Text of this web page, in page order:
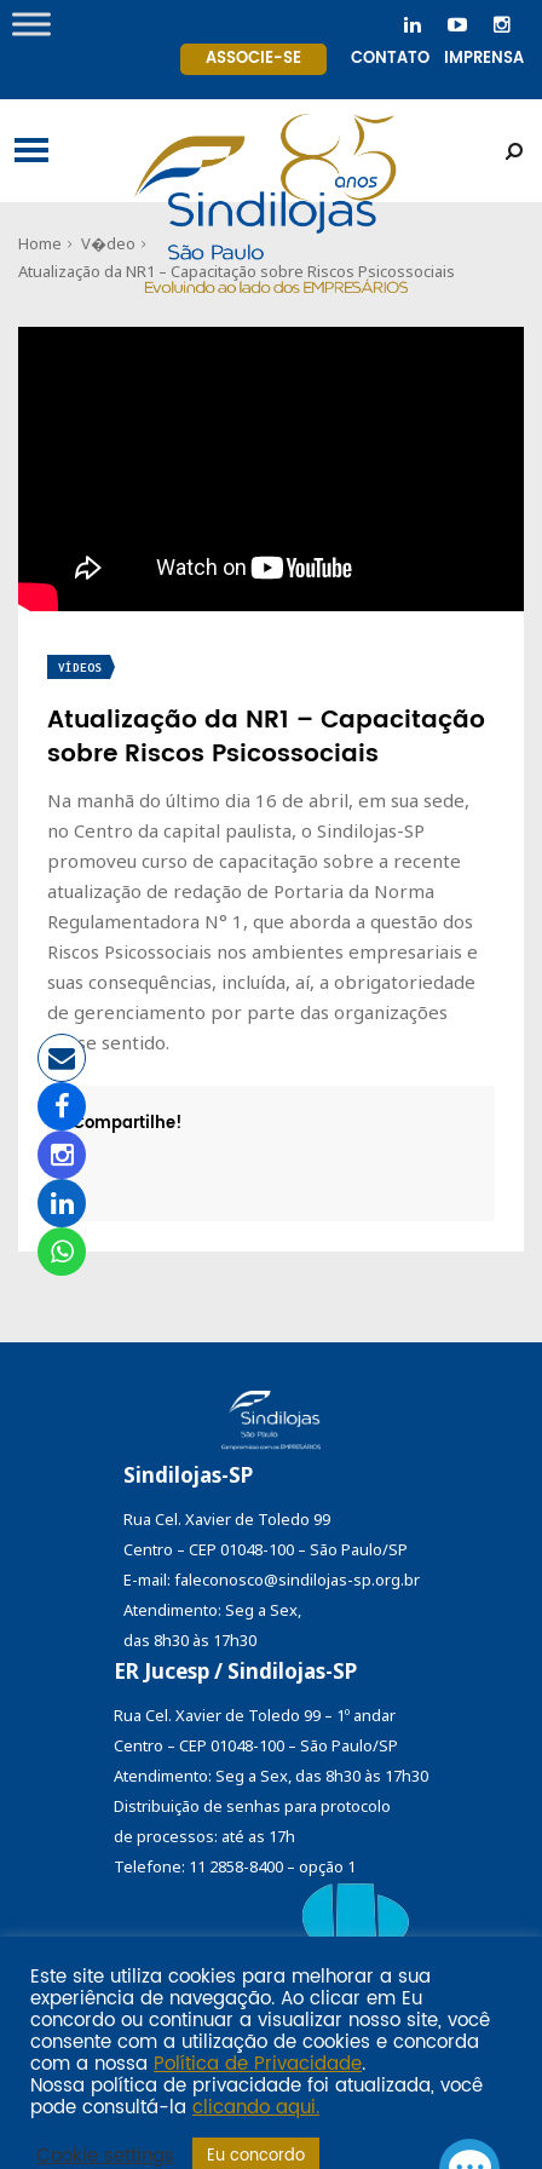
ASSOCIE-SE CONTATO IMPRENSA
Home
V�deo
Atualização da NR1 – Capacitação sobre Riscos Psicossociais
VÍDEOS
Atualização da NR1 – Capacitação
sobre Riscos Psicossociais
Na manhã do último dia 16 de abril, em sua sede,
no Centro da capital paulista, o Sindilojas-SP
promoveu curso de capacitação sobre a recente
atualização de redação de Portaria da Norma
Regulamentadora N° 1, que aborda a questão dos
Riscos Psicossociais nos ambientes empresariais e
suas consequências, incluída, aí, a obrigatoriedade
de gerenciamento por parte das organizações
nesse sentido.
Compartilhe!
Sindilojas-SP
Rua Cel. Xavier de Toledo 99
Centro – CEP 01048-100 – São Paulo/SP
E-mail: faleconosco@sindilojas-sp.org.br
Atendimento: Seg a Sex,
das 8h30 às 17h30
ER Jucesp / Sindilojas-SP
Rua Cel. Xavier de Toledo 99 – 1º andar
Centro – CEP 01048-100 – São Paulo/SP
Atendimento: Seg a Sex, das 8h30 às 17h30
Distribuição de senhas para protocolo
de processos: até as 17h
Telefone: 11 2858-8400 – opção 1
Email marketing por:
Pol�tica de privacidade SINDILOJAS-SPAcesse aqui
Este site utiliza cookies para melhorar a sua
experiência de navegação. Ao clicar em Eu
concordo ou continuar a visualizar nosso site, você
consente com a utilização de cookies e concorda
com a nossa Política de Privacidade.
Nossa política de privacidade foi atualizada, você
pode consultá-la clicando aqui.
Cookie settings
Eu concordo